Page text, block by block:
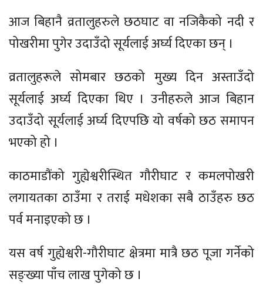
आज बिहानै व्रतालुहरुले छठघाट वा नजिकैको नदी र
पोखरीमा पुगेर उदाउँदो सूर्यलाई अर्घ्य दिएका छन् ।
व्रतालुहरूले सोमबार छठको मुख्य दिन अस्ताउँदो
सूर्यलाई अर्घ्य दिएका थिए । उनीहरुले आज बिहान
उदाउँदो सूर्यलाई अर्घ्य दिएपछि यो वर्षको छठ समापन
भएको हो ।
काठमाडौंको गुह्येश्वरीस्थित गौरीघाट र कमलपोखरी
लगायतका ठाउँमा र तराई मधेशका सबै ठाउँहरु छठ
पर्व मनाइएको छ ।
यस वर्ष गुह्येश्वरी-गौरीघाट क्षेत्रमा मात्रै छठ पूजा गर्नेको
सङ्ख्या पाँच लाख पुगेको छ ।